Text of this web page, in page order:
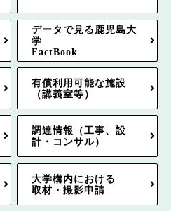
データで見る鹿児島大
学
FactBook
有償利用可能な施設
（講義室等）
調達情報（工事、設
計・コンサル）
大学構内における
取材・撮影申請